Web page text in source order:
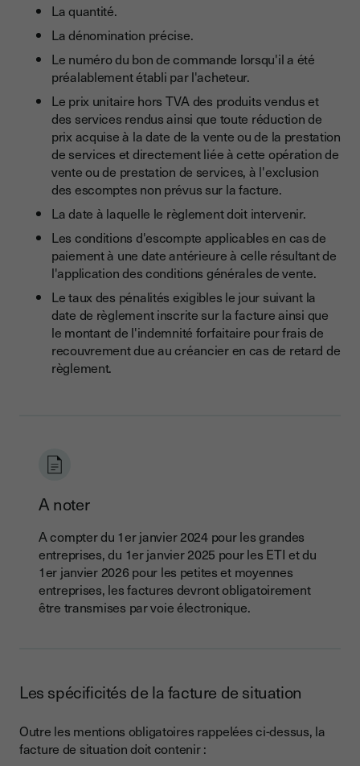
La quantité.
La dénomination précise.
Le numéro du bon de commande lorsqu'il a été
préalablement établi par l'acheteur.
Le prix unitaire hors TVA des produits vendus et
des services rendus ainsi que toute réduction de
prix acquise à la date de la vente ou de la prestation
de services et directement liée à cette opération de
vente ou de prestation de services, à l'exclusion
des escomptes non prévus sur la facture.
La date à laquelle le règlement doit intervenir.
Les conditions d'escompte applicables en cas de
paiement à une date antérieure à celle résultant de
l'application des conditions générales de vente.
Le taux des pénalités exigibles le jour suivant la
date de règlement inscrite sur la facture ainsi que
le montant de l'indemnité forfaitaire pour frais de
recouvrement due au créancier en cas de retard de
règlement.
A noter
A compter du 1er janvier 2024 pour les grandes
entreprises, du 1er janvier 2025 pour les ETI et du
1er janvier 2026 pour les petites et moyennes
entreprises, les factures devront obligatoirement
être transmises par voie électronique.
Les spécificités de la facture de situation
Outre les mentions obligatoires rappelées ci-dessus, la
facture de situation doit contenir :